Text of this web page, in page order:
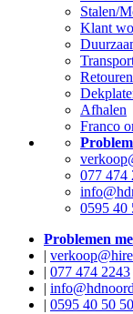
Stalen/
Klant
Retouren
Afhalen
Franco
077 474
0595 40
Problemen
|
| 077 474 2243
|
| 0595 40 50 50